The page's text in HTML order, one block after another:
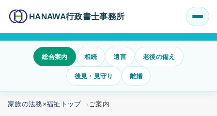
HANAWA行政書士事務所
総合案内 相続 遺言 老後の備え
後見・見守り 離婚
家族の法務×福祉トップ ご案内